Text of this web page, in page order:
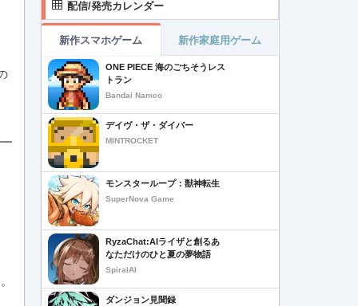
配信/発売カレンダー
新作スマホゲーム 新作家庭用ゲーム
ONE PIECE 海のごちそうレス
トラン
Bandai Namco
デイヴ・ザ・ダイバー
MINTROCKET
モンスターループ：獣神転生
SuperNova Game
RyzaChat:AIライザと創るあ
なただけのひと夏の夢物語
SpiralAI
ダンジョン見聞録